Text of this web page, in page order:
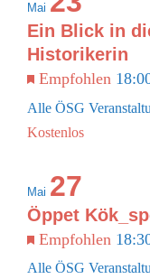
Mai
Ein Blick in
Historikerin
Empfohlen
Alle ÖSG
Kostenlos
Mai 27
Öppet
Empfohlen
Alle ÖSG